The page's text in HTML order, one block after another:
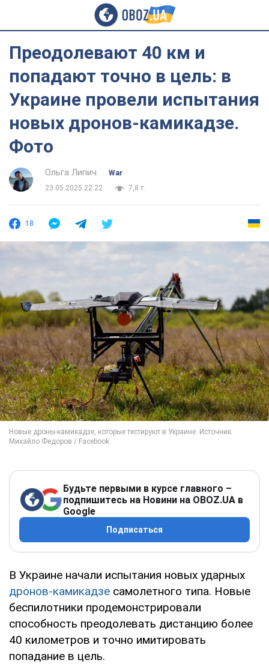
Преодолевают 40 км и
попадают точно в цель: в
Украине провели испытания
новых дронов-камикадзе.
Фото
Ольга Липич
War
23.05.2025 22:22
7,8 т.
18
Будьте первыми в курсе главного –
подпишитесь на Новини на OBOZ.UA в
Google
Подписаться
В Украине начали испытания новых ударных
дронов-камикадзе самолетного типа. Новые
беспилотники продемонстрировали
способность преодолевать дистанцию более
40 километров и точно имитировать
попадание в цель.